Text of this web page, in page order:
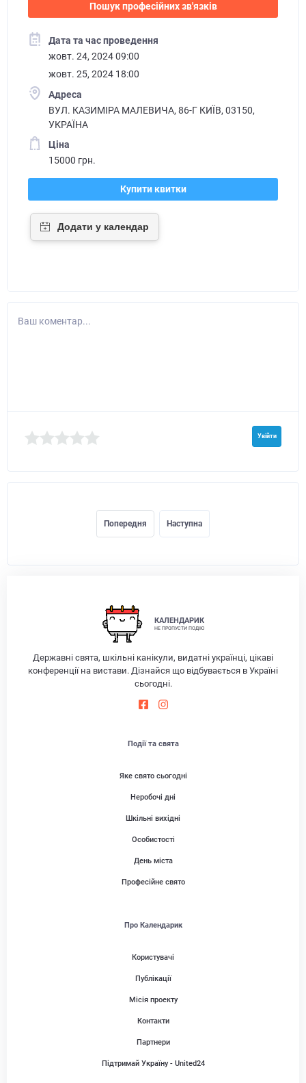
Пошук професійних зв'язків
Дата та час проведення
жовт. 24, 2024 09:00
жовт. 25, 2024 18:00
Адреса
ВУЛ. КАЗИМІРА МАЛЕВИЧА, 86-Г КИЇВ, 03150,
УКРАЇНА
Ціна
15000 грн.
Купити квитки
Ваш коментар...
Увійти
Попередня Наступна
КАЛЕНДАРИК
НЕ ПРОПУСТИ ПОДІЮ
Державні свята, шкільні канікули, видатні українці, цікаві
конференції на вистави. Дізнайся що відбувається в Україні
сьогодні.
Події та свята
Яке свято сьогодні
Неробочі дні
Шкільні вихідні
Особистості
День міста
Професійне свято
Про Календарик
Користувачі
Публікації
Місія проекту
Контакти
Партнери
Підтримай Україну - United24